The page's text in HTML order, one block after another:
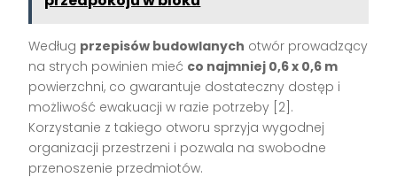
Według przepisów budowlanych otwór prowadzący
na strych powinien mieć co najmniej 0,6 x 0,6 m
powierzchni, co gwarantuje dostateczny dostęp i
możliwość ewakuacji w razie potrzeby [2] .
Korzystanie z takiego otworu sprzyja wygodnej
organizacji przestrzeni i pozwala na swobodne
przenoszenie przedmiotów.